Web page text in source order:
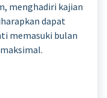
menghadiri kajian
dapat
memasuki bulan